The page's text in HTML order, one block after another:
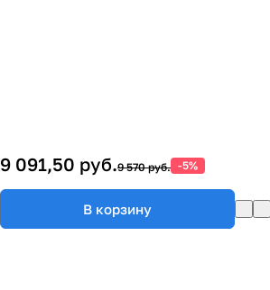
9 091,50 руб.9 570 руб. -5%
В корзину